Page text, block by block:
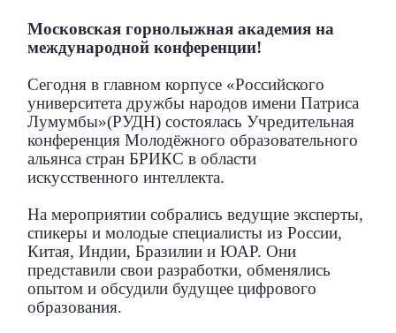
Московская горнолыжная академия на
международной конференции!
Сегодня в главном корпусе «Российского
университета дружбы народов имени Патриса
Лумумбы»(РУДН) состоялась Учредительная
конференция Молодёжного образовательного
альянса стран БРИКС в области
искусственного интеллекта.
На мероприятии собрались ведущие эксперты,
спикеры и молодые специалисты из России,
Китая, Индии, Бразилии и ЮАР. Они
представили свои разработки, обменялись
опытом и обсудили будущее цифрового
образования.